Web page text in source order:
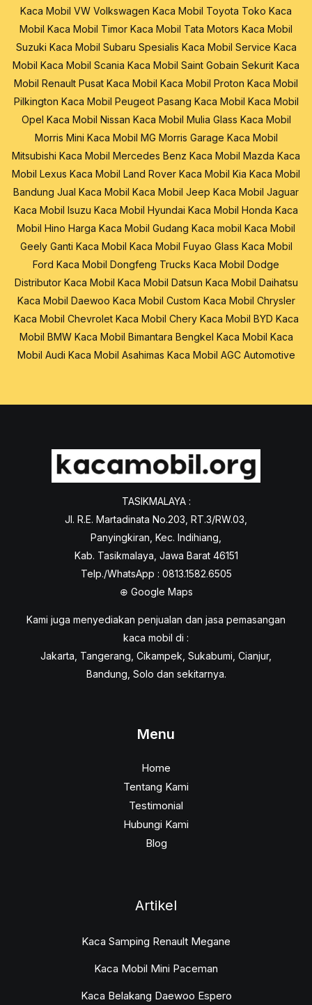
Kaca Mobil VW Volkswagen Kaca Mobil Toyota Toko Kaca
Mobil Kaca Mobil Timor Kaca Mobil Tata Motors Kaca Mobil
Suzuki Kaca Mobil Subaru Spesialis Kaca Mobil Service Kaca
Mobil Kaca Mobil Scania Kaca Mobil Saint Gobain Sekurit Kaca
Mobil Renault Pusat Kaca Mobil Kaca Mobil Proton Kaca Mobil
Pilkington Kaca Mobil Peugeot Pasang Kaca Mobil Kaca Mobil
Opel Kaca Mobil Nissan Kaca Mobil Mulia Glass Kaca Mobil
Morris Mini Kaca Mobil MG Morris Garage Kaca Mobil
Mitsubishi Kaca Mobil Mercedes Benz Kaca Mobil Mazda Kaca
Mobil Lexus Kaca Mobil Land Rover Kaca Mobil Kia Kaca Mobil
Bandung Jual Kaca Mobil Kaca Mobil Jeep Kaca Mobil Jaguar
Kaca Mobil Isuzu Kaca Mobil Hyundai Kaca Mobil Honda Kaca
Mobil Hino Harga Kaca Mobil Gudang Kaca mobil Kaca Mobil
Geely Ganti Kaca Mobil Kaca Mobil Fuyao Glass Kaca Mobil
Ford Kaca Mobil Dongfeng Trucks Kaca Mobil Dodge
Distributor Kaca Mobil Kaca Mobil Datsun Kaca Mobil Daihatsu
Kaca Mobil Daewoo Kaca Mobil Custom Kaca Mobil Chrysler
Kaca Mobil Chevrolet Kaca Mobil Chery Kaca Mobil BYD Kaca
Mobil BMW Kaca Mobil Bimantara Bengkel Kaca Mobil Kaca
Mobil Audi Kaca Mobil Asahimas Kaca Mobil AGC Automotive
TASIKMALAYA :
Jl. R.E. Martadinata No.203, RT.3/RW.03,
Panyingkiran, Kec. Indihiang,
Kab. Tasikmalaya, Jawa Barat 46151
Telp./WhatsApp : 0813.1582.6505
⊕ Google Maps
Kami juga menyediakan penjualan dan jasa pemasangan
kaca mobil di :
Jakarta, Tangerang, Cikampek, Sukabumi, Cianjur,
Bandung, Solo dan sekitarnya.
Menu
Home
Tentang Kami
Testimonial
Hubungi Kami
Blog
Artikel
Kaca Samping Renault Megane
Kaca Mobil Mini Paceman
Kaca Belakang Daewoo Espero